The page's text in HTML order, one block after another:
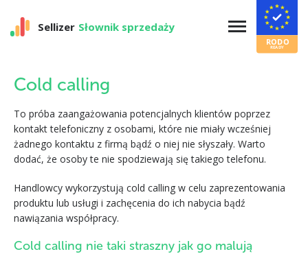
Sellizer Słownik sprzedaży
Cold calling
To próba zaangażowania potencjalnych klientów poprzez
kontakt telefoniczny z osobami, które nie miały wcześniej
żadnego kontaktu z firmą bądź o niej nie słyszały. Warto
dodać, że osoby te nie spodziewają się takiego telefonu.
Handlowcy wykorzystują cold calling w celu zaprezentowania
produktu lub usługi i zachęcenia do ich nabycia bądź
nawiązania współpracy.
Cold calling nie taki straszny jak go malują